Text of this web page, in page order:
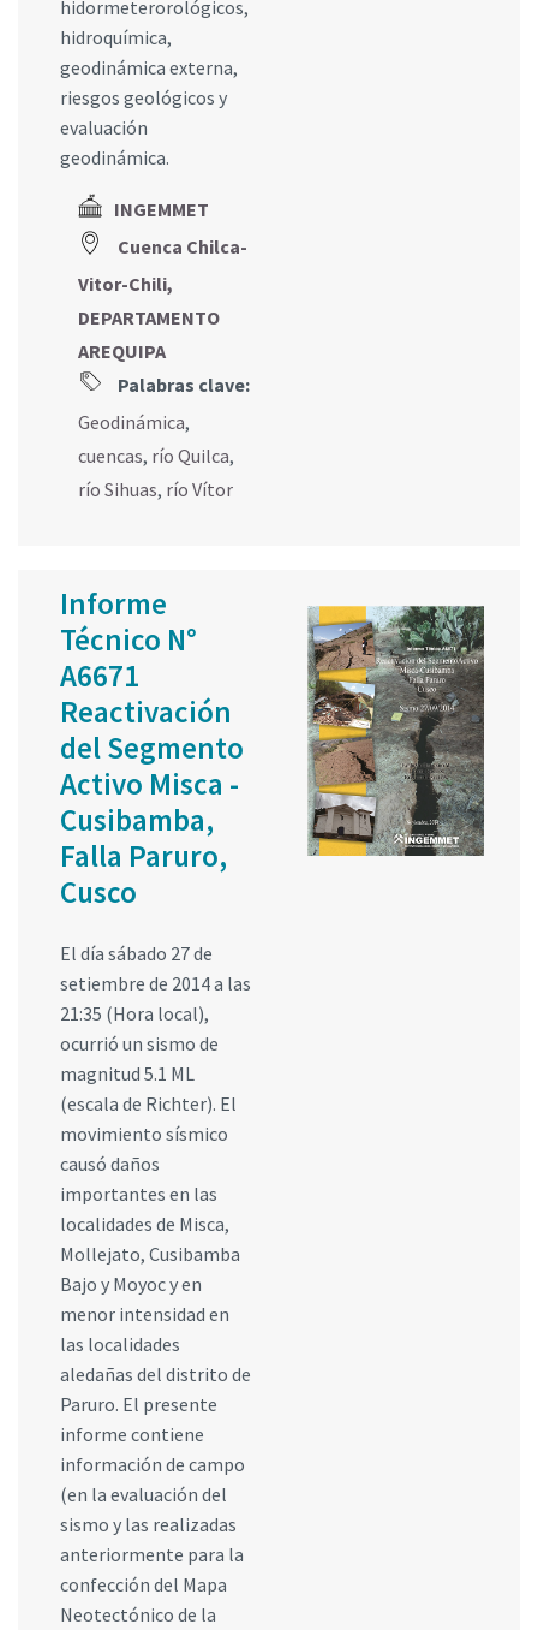
hidormeterorológicos,
hidroquímica,
geodinámica externa,
riesgos geológicos y
evaluación
geodinámica.
INGEMMET
Cuenca Chilca-
Vitor-Chili,
DEPARTAMENTO
AREQUIPA
Palabras clave:
Geodinámica,
cuencas, río Quilca,
río Sihuas, río Vítor
Informe
Técnico N°
A6671
Reactivación
del Segmento
Activo Misca -
Cusibamba,
Falla Paruro,
Cusco
El día sábado 27 de
setiembre de 2014 a las
21:35 (Hora local),
ocurrió un sismo de
magnitud 5.1 ML
(escala de Richter). El
movimiento sísmico
causó daños
importantes en las
localidades de Misca,
Mollejato, Cusibamba
Bajo y Moyoc y en
menor intensidad en
las localidades
aledañas del distrito de
Paruro. El presente
informe contiene
información de campo
(en la evaluación del
sismo y las realizadas
anteriormente para la
confección del Mapa
Neotectónico de la